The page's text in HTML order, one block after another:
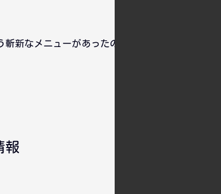
新なメニューがあったので、今度来る機会があ
報